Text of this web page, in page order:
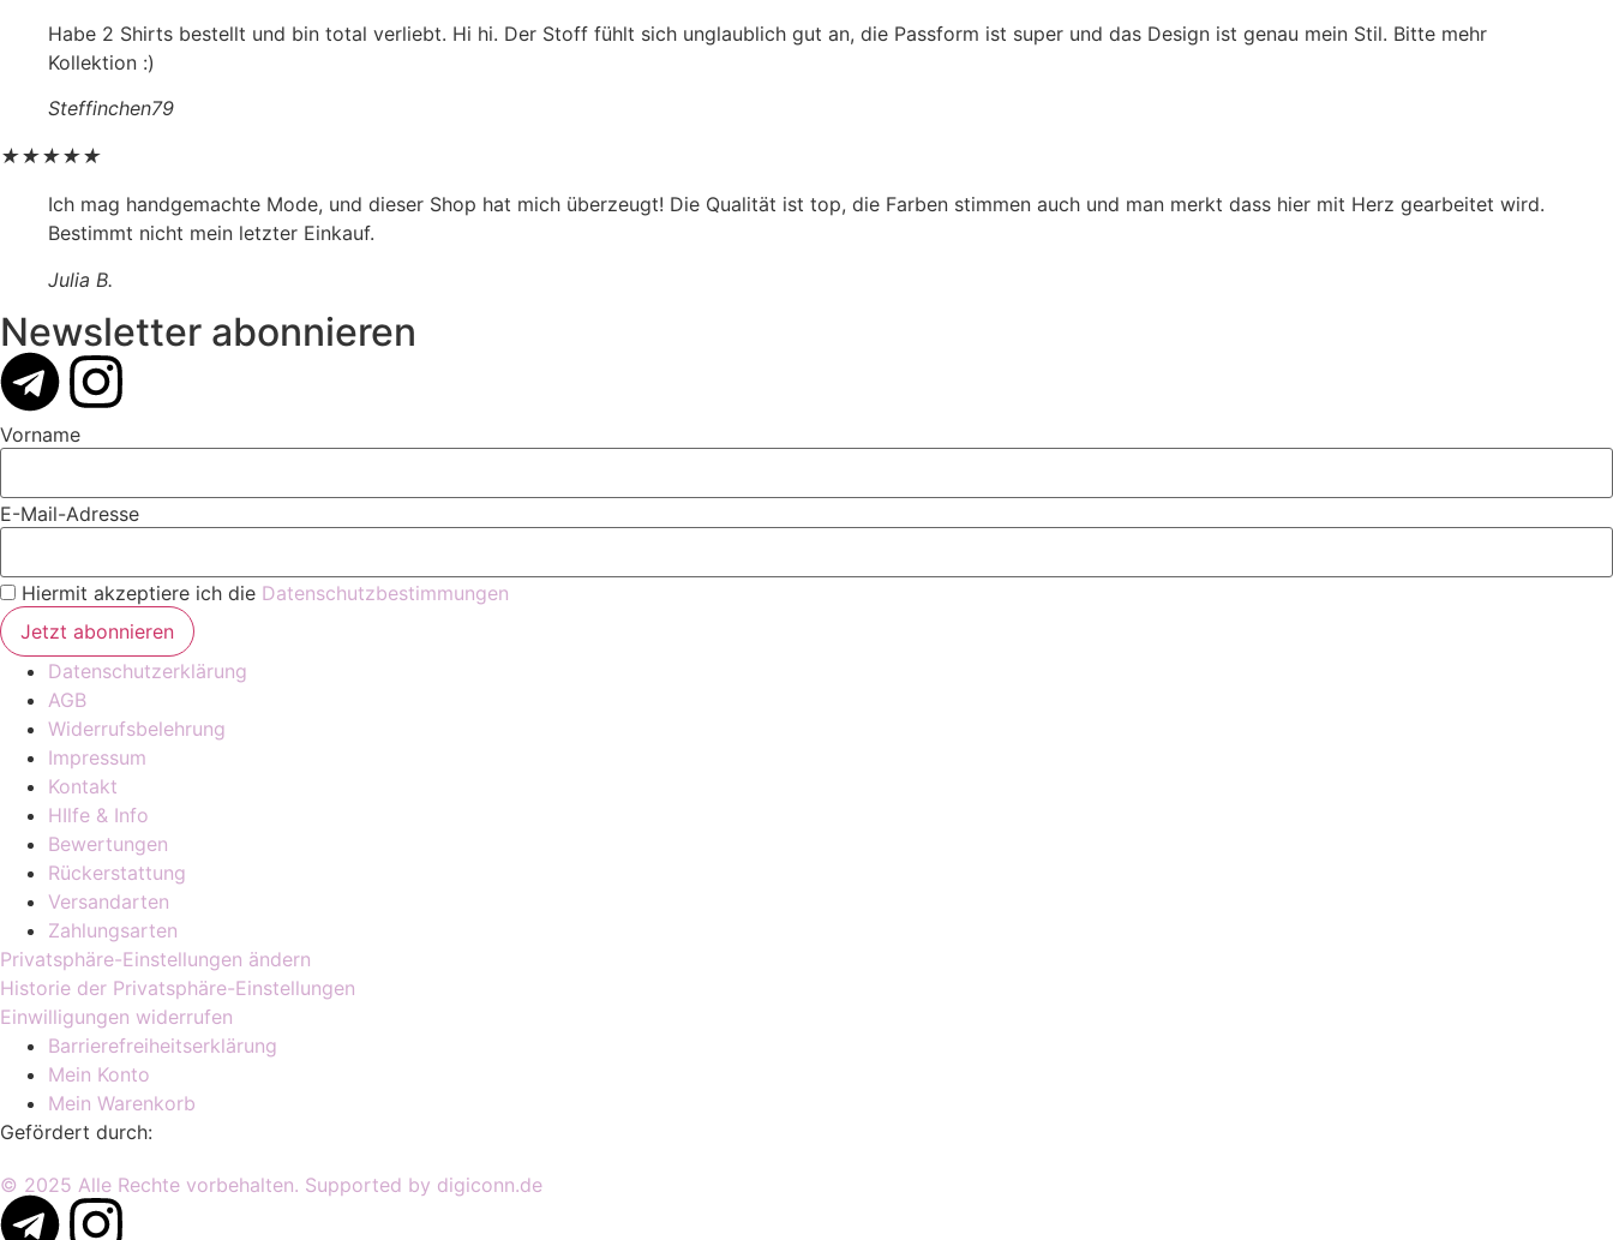
Habe 2 Shirts bestellt und bin total verliebt. Hi hi. Der Stoff fühlt sich unglaublich gut an, die Passform ist super und das Design ist genau mein Stil. Bitte mehr
Kollektion :)
Steffinchen79
★★★★★
Ich mag handgemachte Mode, und dieser Shop hat mich überzeugt! Die Qualität ist top, die Farben stimmen auch und man merkt dass hier mit Herz gearbeitet wird.
Bestimmt nicht mein letzter Einkauf.
Julia B.
Newsletter abonnieren
Vorname
E-Mail-Adresse
Hiermit akzeptiere ich die Datenschutzbestimmungen
Datenschutzerklärung
AGB
Widerrufsbelehrung
Impressum
Kontakt
HIlfe & Info
Bewertungen
Rückerstattung
Versandarten
Zahlungsarten
Privatsphäre-Einstellungen ändern
Historie der Privatsphäre-Einstellungen
Einwilligungen widerrufen
Barrierefreiheitserklärung
Mein Konto
Mein Warenkorb
Gefördert durch:
© 2025 Alle Rechte vorbehalten. Supported by digiconn.de